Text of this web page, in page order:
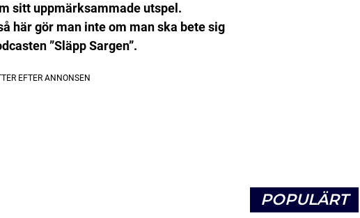
sitt uppmärksammade utspel.
här gör man inte om man ska bete sig
”Släpp Sargen”.
POPULÄRT